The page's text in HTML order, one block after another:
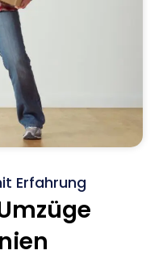
Erfahrung